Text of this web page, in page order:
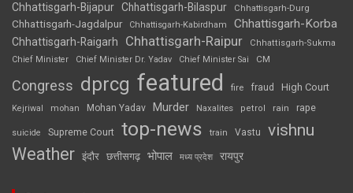
Chhattisgarh-Bijapur Chhattisgarh-Bilaspur Chhattisgarh-Durg
Chhattisgarh-Jagdalpur Chhattisgarh-Kabirdham Chhattisgarh-Korba
Chhattisgarh-Raigarh Chhattisgarh-Raipur
Chhattisgarh-Sukma
Chief Minister
Chief Minister Dr. Yadav Chief Minister Sai CM
Congress dprcg featured fire fraud High Court
Kejriwal mohan Mohan Yadav Murder Naxalites petrol rain rape
suicide Supreme Court top-news train Vastu vishnu
Weather इंदौर छत्तीसगढ़ भोपाल मध्य प्रदेश रायपुर